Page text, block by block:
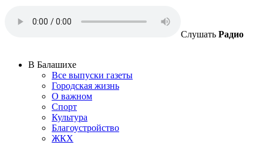
Слушать Радио
В Балашихе
Все выпуски газеты
Городская жизнь
О важном
Спорт
Культура
Благоустройство
ЖКХ